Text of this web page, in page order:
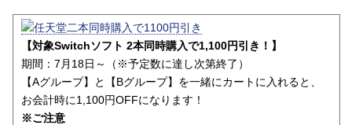
【対象Switchソフト 2本同時購入で1,100円引き！】
期間：7月18日～（※予定数に達し次第終了）
【Aグループ】と【Bグループ】を一緒にカートに入れると、
お会計時に1,100円OFFになります！
※ご注意